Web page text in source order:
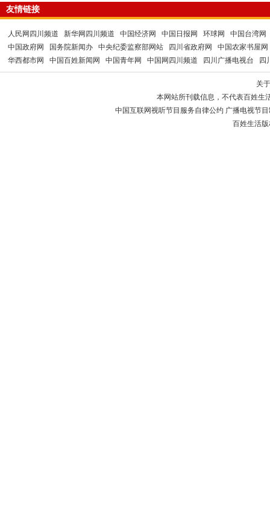
友情链接
人民网四川频道 新华网四川频道 中国经济网 中国日报网 环球网
中国台湾网
中国政府网
国务院新闻办 中央纪委监察部网站 四川省政府网
中国农家书屋网
华西都市网
中国百姓新闻网 中国青年网 中国网四川频道 四川广播电视台 四
关
本网站所刊载信息，不代表百姓生
中国互联网视听节目服务自律公约 广播电视节
百姓生活